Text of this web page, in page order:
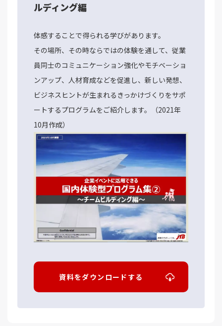
ルディング編
体感することで得られる学びがあります。
その場所、その時ならではの体験を通して、従業
員同士のコミュニケーション強化やモチベーショ
ンアップ、人材育成などを促進し、新しい発想、
ビジネスヒントが生まれるきっかけづくりをサポ
ートするプログラムをご紹介します。（2021年
10月作成）
資料をダウンロードする